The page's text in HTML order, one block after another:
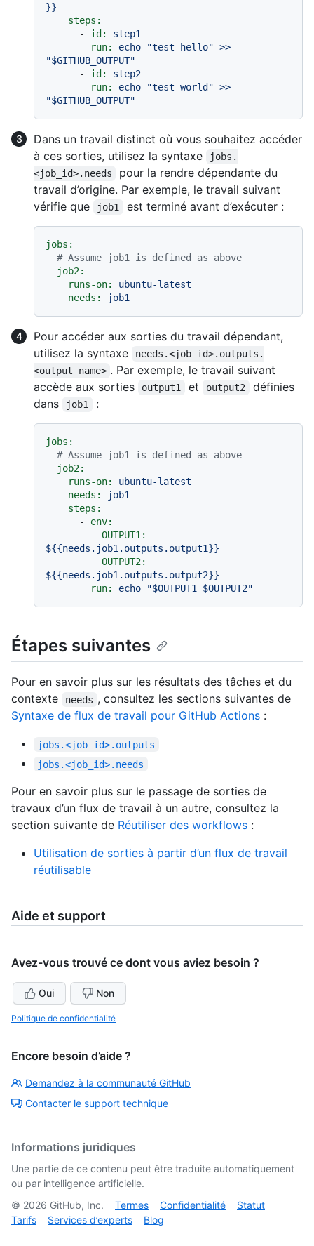
}}
steps:
-
id:
step1
run:
echo "test=hello" >>
"$GITHUB_OUTPUT"
-
id:
step2
run:
echo "test=world" >>
"$GITHUB_OUTPUT"
Dans un travail distinct où vous souhaitez accéder
à ces sorties, utilisez la syntaxe
jobs.
<job_id>.needs
pour la rendre dépendante du
travail d’origine. Par exemple, le travail suivant
vérifie que
job1 est terminé avant d’exécuter :
jobs:
# Assume job1 is defined as above
job2:
runs-on:
ubuntu-latest
needs:
job1
Pour accéder aux sorties du travail dépendant,
utilisez la syntaxe
needs.<job_id>.outputs.
<output_name> . Par exemple, le travail suivant
accède aux sorties
output1 et output2
définies
dans
job1 :
jobs:
# Assume job1 is defined as above
job2:
runs-on:
ubuntu-latest
needs:
job1
steps:
-
env:
OUTPUT1:
${{needs.job1.outputs.output1}}
OUTPUT2:
${{needs.job1.outputs.output2}}
run:
echo "$OUTPUT1 $OUTPUT2"
Étapes suivantes
Pour en savoir plus sur les résultats des tâches et du
contexte
needs , consultez les sections suivantes de
Syntaxe de flux de travail pour GitHub Actions :
jobs.<job_id>.outputs
jobs.<job_id>.needs
Pour en savoir plus sur le passage de sorties de
travaux d’un flux de travail à un autre, consultez la
section suivante de Réutiliser des workflows :
Utilisation de sorties à partir d’un flux de travail
réutilisable
Aide et support
Avez-vous trouvé ce dont vous aviez besoin ?
Oui Non
Politique de confidentialité
Encore besoin d’aide ?
Demandez à la communauté GitHub
Contacter le support technique
Informations juridiques
Une partie de ce contenu peut être traduite automatiquement
ou par intelligence artificielle.
© 2026 GitHub, Inc. Termes Confidentialité
Statut
Tarifs
Services d’experts Blog